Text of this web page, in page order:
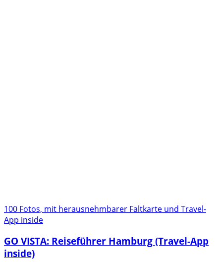
100 Fotos, mit herausnehmbarer Faltkarte und Travel-
App inside
GO VISTA: Reiseführer Hamburg (Travel-App
inside)